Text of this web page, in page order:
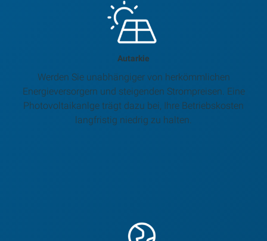
Autarkie
Werden Sie unabhängiger von herkömmlichen
Energieversorgern und steigenden Strompreisen. Eine
Photovoltaikanlge trägt dazu bei, Ihre Betriebskosten
langfristig niedrig zu halten.